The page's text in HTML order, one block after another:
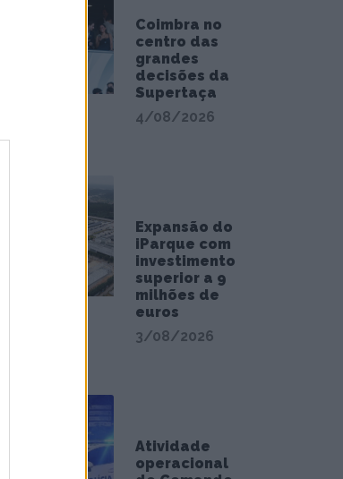
Coimbra no
centro das
grandes
decisões da
Supertaça
4/08/2026
Expansão do
iParque com
investimento
superior a 9
milhões de
euros
3/08/2026
Atividade
operacional